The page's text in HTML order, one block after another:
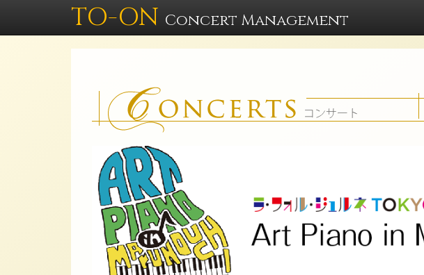
TO-ON Concert Management